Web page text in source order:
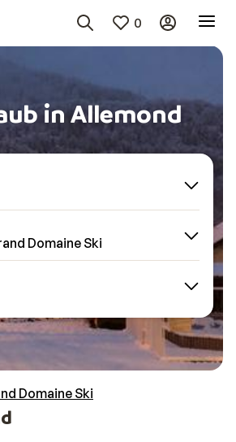
0
in Allemond
Domaine Ski
Domaine Ski